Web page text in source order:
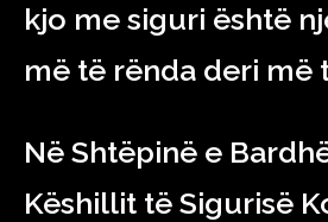
kjo me siguri është
më të rënda deri më
Në Shtëpinë e
Këshillit të Sigurisë